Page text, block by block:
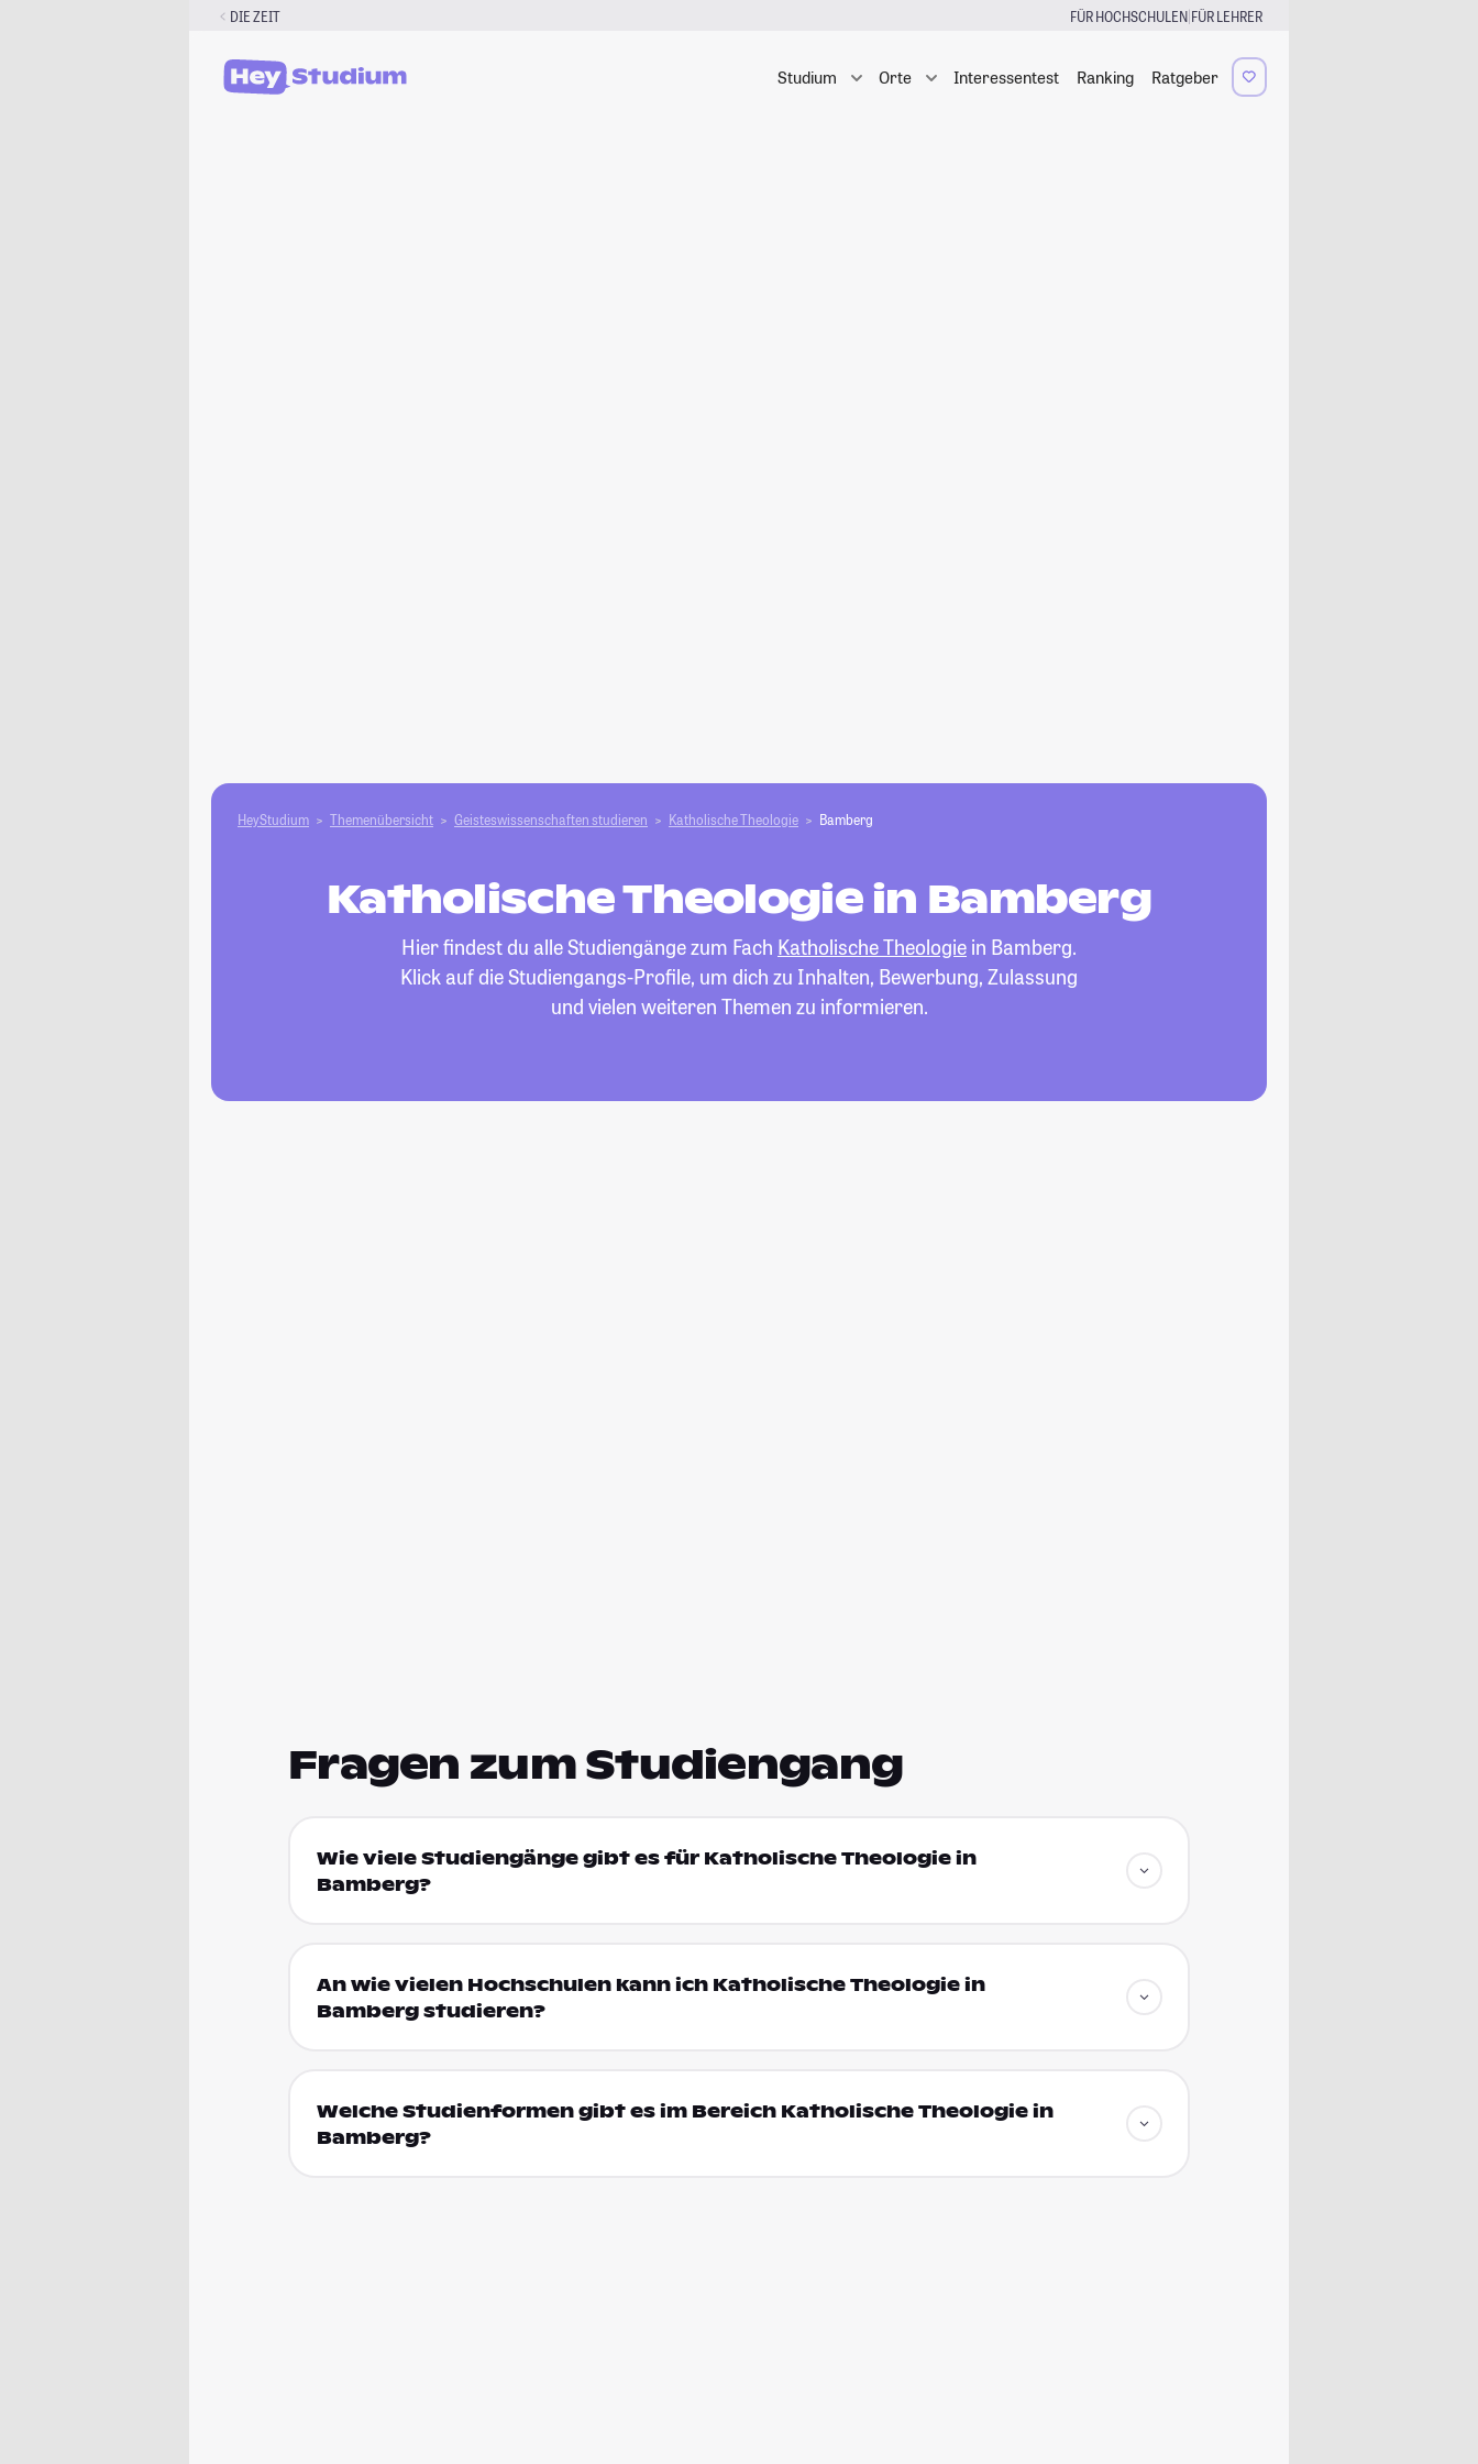
DIE ZEIT FÜR HOCHSCHULEN|FÜR LEHRER
Studium Orte Interessentest Ranking Ratgeber
HeyStudium Themenübersicht Geisteswissenschaften studieren Katholische Theologie Bamberg
Katholische Theologie in Bamberg
Hier findest du alle Studiengänge zum Fach Katholische Theologie in Bamberg.
Klick auf die Studiengangs-Profile, um dich zu Inhalten, Bewerbung, Zulassung
und vielen weiteren Themen zu informieren.
Fragen zum Studiengang
Wie viele Studiengänge gibt es für Katholische Theologie in
Bamberg?
An wie vielen Hochschulen kann ich Katholische Theologie in
Bamberg studieren?
Welche Studienformen gibt es im Bereich Katholische Theologie in
Bamberg?